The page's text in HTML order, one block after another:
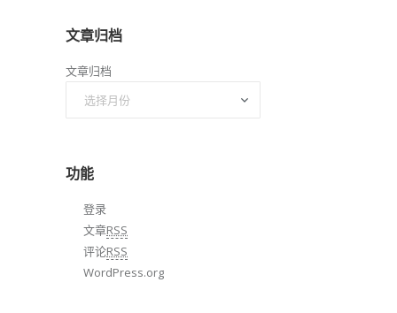
文章归档
文章归档
功能
登录
文章RSS
评论RSS
WordPress.org